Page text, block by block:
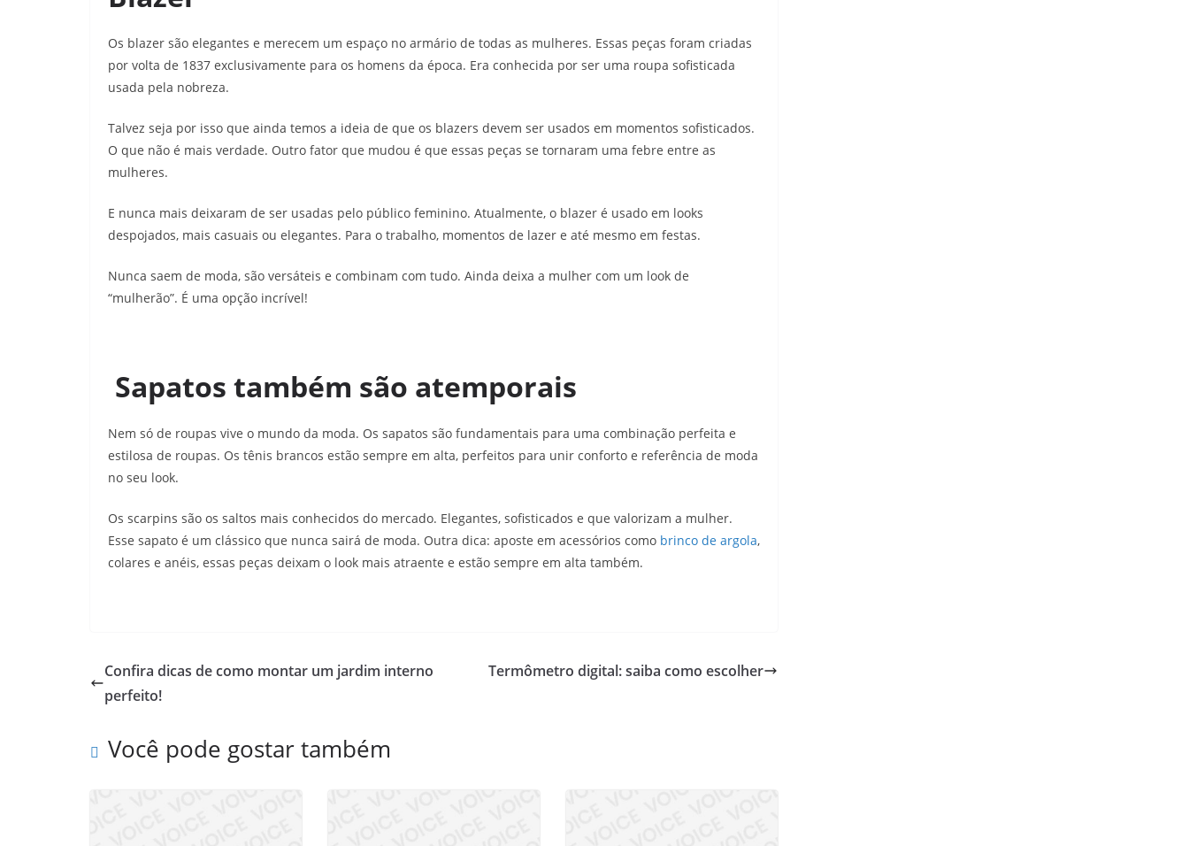
Os blazer são elegantes e merecem um espaço no armário de todas as mulheres. Essas peças foram criadas
por volta de 1837 exclusivamente para os homens da época. Era conhecida por ser uma roupa sofisticada
usada pela nobreza.
Talvez seja por isso que ainda temos a ideia de que os blazers devem ser usados em momentos sofisticados.
O que não é mais verdade. Outro fator que mudou é que essas peças se tornaram uma febre entre as
mulheres.
E nunca mais deixaram de ser usadas pelo público feminino. Atualmente, o blazer é usado em looks
despojados, mais casuais ou elegantes. Para o trabalho, momentos de lazer e até mesmo em festas.
Nunca saem de moda, são versáteis e combinam com tudo. Ainda deixa a mulher com um look de
“mulherão”. É uma opção incrível!
Sapatos também são atemporais
Nem só de roupas vive o mundo da moda. Os sapatos são fundamentais para uma combinação perfeita e
estilosa de roupas. Os tênis brancos estão sempre em alta, perfeitos para unir conforto e referência de moda
no seu look.
Os scarpins são os saltos mais conhecidos do mercado. Elegantes, sofisticados e que valorizam a mulher.
Esse sapato é um clássico que nunca sairá de moda. Outra dica: aposte em acessórios como brinco de argola,
colares e anéis, essas peças deixam o look mais atraente e estão sempre em alta também.
Confira dicas de como montar um jardim interno
perfeito!
Termômetro digital: saiba como escolher
Você pode gostar também